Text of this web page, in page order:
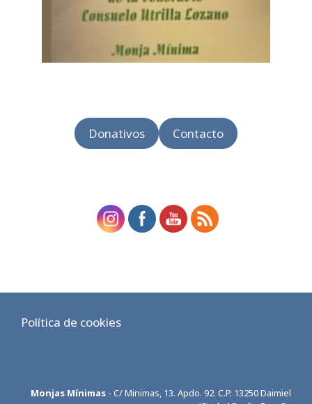
Donativos Contacto
Política de cookies
Monjas Mínimas - C/ Minimas, 13. Apdo. 92. C.P. 13250 Daimiel